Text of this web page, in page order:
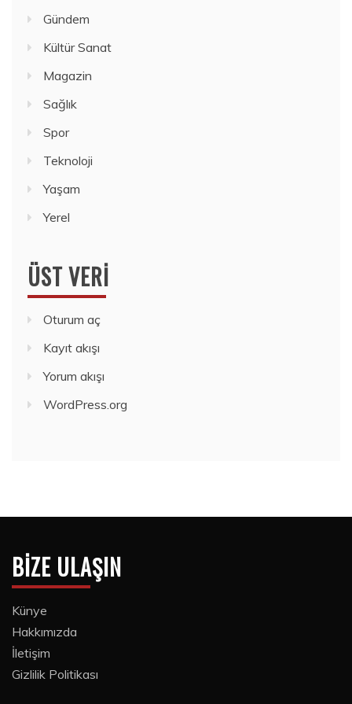
Gündem
Kültür Sanat
Magazin
Sağlık
Spor
Teknoloji
Yaşam
Yerel
ÜST VERI
Oturum aç
Kayıt akışı
Yorum akışı
WordPress.org
BIZE ULAŞIN
Künye
Hakkımızda
İletişim
Gizlilik Politikası